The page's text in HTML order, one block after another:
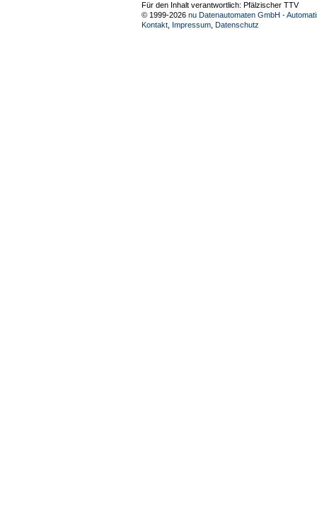
Für den Inhalt verantwortlich: Pfälzischer TTV
© 1999-2026 nu Datenautomaten GmbH -
Kontakt Impressum Datenschutz